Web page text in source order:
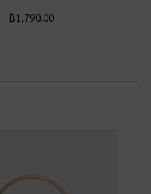
฿1,790.00